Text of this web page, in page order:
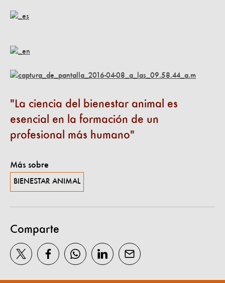
La ciencia del bienestar animal es
esencial en la formación de un
profesional más humano
Más sobre
BIENESTAR ANIMAL
Comparte